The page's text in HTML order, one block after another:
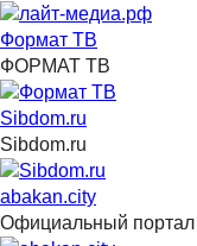
Формат ТВ
ФОРМАТ ТВ
Sibdom.ru
Sibdom.ru
abakan.city
Официальный портал